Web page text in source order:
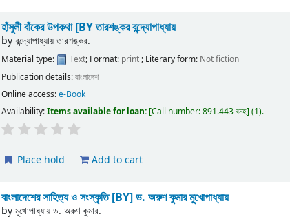
হাঁসুলী বাঁকের উপকথা[BY তারশঙ্কর বন্দ্যোপাধ্যায়
byবন্দ্যোপাধ্যায় তারশঙ্কর.
Material type: Text; Format: print; Literary form: Not fiction
Publication details:বাংলাদেশ
Online access:e-Book
Availability:Items available for loan: Call number:891.443 বনহ (1).
Place hold Add to cart
বাংলাদেশের সাহিত্য ও সংস্কৃতি[BY] ড. অরুণ কুমার মুখোপাধ্যায়
byমুখোপাধ্যায় ড. অরুণ কুমার.